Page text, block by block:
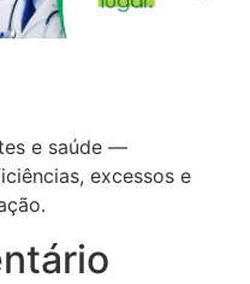
e saúde —
excessos e